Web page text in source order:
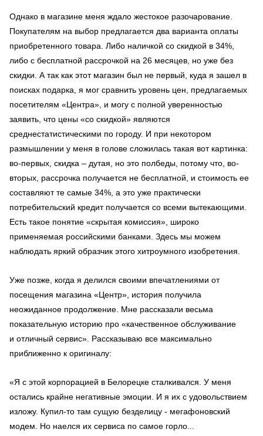
Однако в магазине меня ждало жестокое разочарование.
Покупателям на выбор предлагается два варианта оплаты
приобретенного товара. Либо наличкой со скидкой в 34%,
либо с бесплатной рассрочкой на 26 месяцев, но уже без
скидки. А так как этот магазин был не первый, куда я зашел в
поисках подарка, я мог сравнить уровень цен, предлагаемых
посетителям «Центра», и могу с полной уверенностью
заявить, что цены «со скидкой» являются
среднестатистическими по городу. И при некотором
размышлении у меня в голове сложилась такая вот картинка:
во-первых, скидка – дутая, но это полбеды, потому что, во-
вторых, рассрочка получается не бесплатной, и стоимость ее
составляют те самые 34%, а это уже практически
потребительский кредит получается со всеми вытекающими.
Есть такое понятие «скрытая комиссия», широко
применяемая российскими банками. Здесь мы можем
наблюдать яркий образчик этого хитроумного изобретения.
Уже позже, когда я делился своими впечатлениями от
посещения магазина «Центр», история получила
неожиданное продолжение. Мне рассказали весьма
показательную историю про «качественное обслуживание
и отличный сервис». Рассказываю все максимально
приближенно к оригиналу:
«Я с этой корпорацией в Белорецке сталкивался. У меня
остались крайне негативные эмоции. И я их с удовольствием
изложу. Купил-то там сущую безделицу - мегафоновский
модем. Но наелся их сервиса по самое горло...